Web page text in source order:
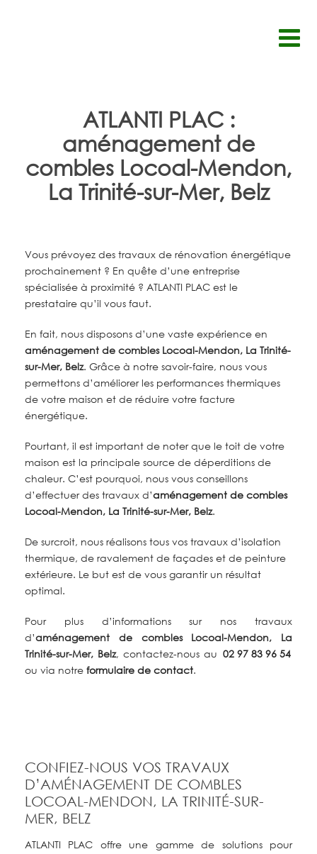
ATLANTI PLAC :
aménagement de
combles Locoal-Mendon,
La Trinité-sur-Mer, Belz
Vous prévoyez des travaux de rénovation énergétique
prochainement ? En quête d’une entreprise
spécialisée à proximité ? ATLANTI PLAC est le
prestataire qu’il vous faut.
En fait, nous disposons d’une vaste expérience en
aménagement de combles Locoal-Mendon, La Trinité-
sur-Mer, Belz. Grâce à notre savoir-faire, nous vous
permettons d’améliorer les performances thermiques
de votre maison et de réduire votre facture
énergétique.
Pourtant, il est important de noter que le toit de votre
maison est la principale source de déperditions de
chaleur. C’est pourquoi, nous vous conseillons
d’effectuer des travaux d’aménagement de combles
Locoal-Mendon, La Trinité-sur-Mer, Belz.
De surcroit, nous réalisons tous vos travaux d’isolation
thermique, de ravalement de façades et de peinture
extérieure. Le but est de vous garantir un résultat
optimal.
Pour plus d’informations sur nos travaux
d’aménagement de combles Locoal-Mendon, La
Trinité-sur-Mer, Belz, contactez-nous au 02 97 83 96 54
ou via notre formulaire de contact.
CONFIEZ-NOUS VOS TRAVAUX
D’AMÉNAGEMENT DE COMBLES
LOCOAL-MENDON, LA TRINITÉ-SUR-
MER, BELZ
ATLANTI PLAC offre une gamme de solutions pour